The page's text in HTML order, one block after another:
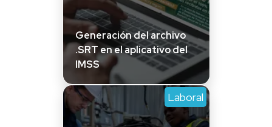
Generación del archivo
.SRT en el aplicativo del
IMSS
Laboral